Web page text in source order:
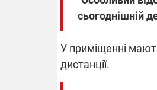
сьогоднішній
У приміщенні
дистанції.